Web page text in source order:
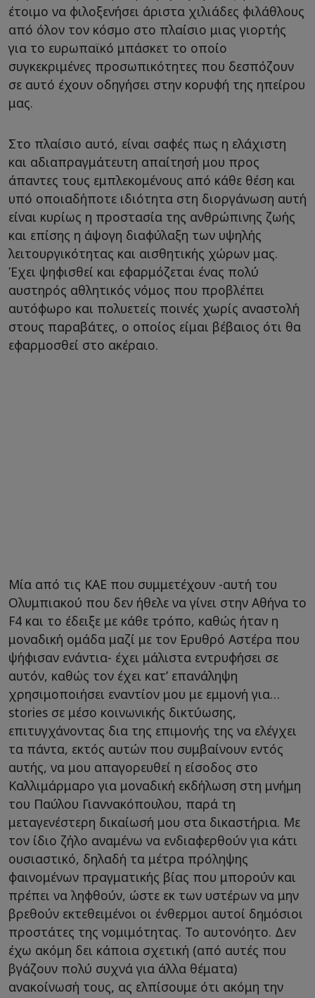
έτοιμο να φιλοξενήσει άριστα χιλιάδες φιλάθλους
από όλον τον κόσμο στο πλαίσιο μιας γιορτής
για το ευρωπαϊκό μπάσκετ το οποίο
συγκεκριμένες προσωπικότητες που δεσπόζουν
σε αυτό έχουν οδηγήσει στην κορυφή της ηπείρου
μας.
Στο πλαίσιο αυτό, είναι σαφές πως η ελάχιστη
και αδιαπραγμάτευτη απαίτησή μου προς
άπαντες τους εμπλεκομένους από κάθε θέση και
υπό οποιαδήποτε ιδιότητα στη διοργάνωση αυτή
είναι κυρίως η προστασία της ανθρώπινης ζωής
και επίσης η άψογη διαφύλαξη των υψηλής
λειτουργικότητας και αισθητικής χώρων μας.
Έχει ψηφισθεί και εφαρμόζεται ένας πολύ
αυστηρός αθλητικός νόμος που προβλέπει
αυτόφωρο και πολυετείς ποινές χωρίς αναστολή
στους παραβάτες, ο οποίος είμαι βέβαιος ότι θα
εφαρμοσθεί στο ακέραιο.
Μία από τις ΚΑΕ που συμμετέχουν -αυτή του
Ολυμπιακού που δεν ήθελε να γίνει στην Αθήνα το
F4 και το έδειξε με κάθε τρόπο, καθώς ήταν η
μοναδική ομάδα μαζί με τον Ερυθρό Αστέρα που
ψήφισαν ενάντια- έχει μάλιστα εντρυφήσει σε
αυτόν, καθώς τον έχει κατ’ επανάληψη
χρησιμοποιήσει εναντίον μου με εμμονή για…
stories σε μέσο κοινωνικής δικτύωσης,
επιτυγχάνοντας δια της επιμονής της να ελέγχει
τα πάντα, εκτός αυτών που συμβαίνουν εντός
αυτής, να μου απαγορευθεί η είσοδος στο
Καλλιμάρμαρο για μοναδική εκδήλωση στη μνήμη
του Παύλου Γιαννακόπουλου, παρά τη
μεταγενέστερη δικαίωσή μου στα δικαστήρια. Με
τον ίδιο ζήλο αναμένω να ενδιαφερθούν για κάτι
ουσιαστικό, δηλαδή τα μέτρα πρόληψης
φαινομένων πραγματικής βίας που μπορούν και
πρέπει να ληφθούν, ώστε εκ των υστέρων να μην
βρεθούν εκτεθειμένοι οι ένθερμοι αυτοί δημόσιοι
προστάτες της νομιμότητας. Το αυτονόητο. Δεν
έχω ακόμη δει κάποια σχετική (από αυτές που
βγάζουν πολύ συχνά για άλλα θέματα)
ανακοίνωσή τους, ας ελπίσουμε ότι ακόμη την